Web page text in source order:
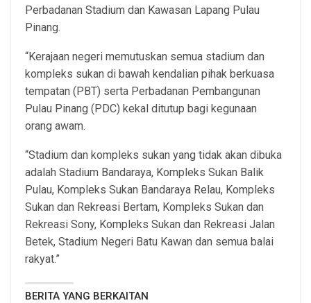
Perbadanan Stadium dan Kawasan Lapang Pulau
Pinang.
“Kerajaan negeri memutuskan semua stadium dan
kompleks sukan di bawah kendalian pihak berkuasa
tempatan (PBT) serta Perbadanan Pembangunan
Pulau Pinang (PDC) kekal ditutup bagi kegunaan
orang awam.
“Stadium dan kompleks sukan yang tidak akan dibuka
adalah Stadium Bandaraya, Kompleks Sukan Balik
Pulau, Kompleks Sukan Bandaraya Relau, Kompleks
Sukan dan Rekreasi Bertam, Kompleks Sukan dan
Rekreasi Sony, Kompleks Sukan dan Rekreasi Jalan
Betek, Stadium Negeri Batu Kawan dan semua balai
rakyat.”
BERITA YANG BERKAITAN